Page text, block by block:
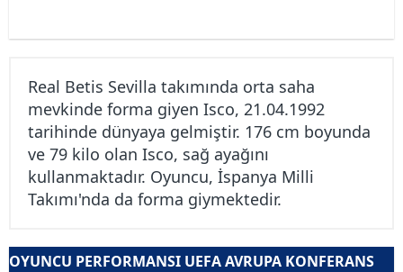
Real Betis Sevilla takımında orta saha
mevkinde forma giyen Isco, 21.04.1992
tarihinde dünyaya gelmiştir. 176 cm boyunda
ve 79 kilo olan Isco, sağ ayağını
kullanmaktadır. Oyuncu, İspanya Milli
Takımı'nda da forma giymektedir.
OYUNCU PERFORMANSI UEFA AVRUPA KONFERANS